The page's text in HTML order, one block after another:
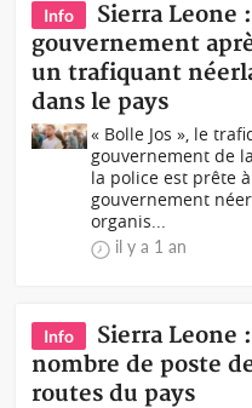
Info
Sierra Leone
gouvernement
un trafiquant
dans le pays
« Bolle Jos », le
gouvernement de
la police est prête
gouvernement
organis...
il y a 1 an
Info
Sierra Leone
nombre de poste
routes du pays